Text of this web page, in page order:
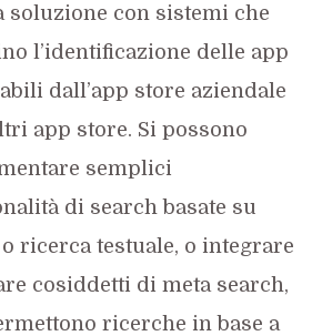
soluzione con sistemi che
l’identificazione delle app
dall’app store aziendale
app store. Si possono
semplici
di search basate su
ricerca testuale, o integrare
cosiddetti di meta search,
ricerche in base a